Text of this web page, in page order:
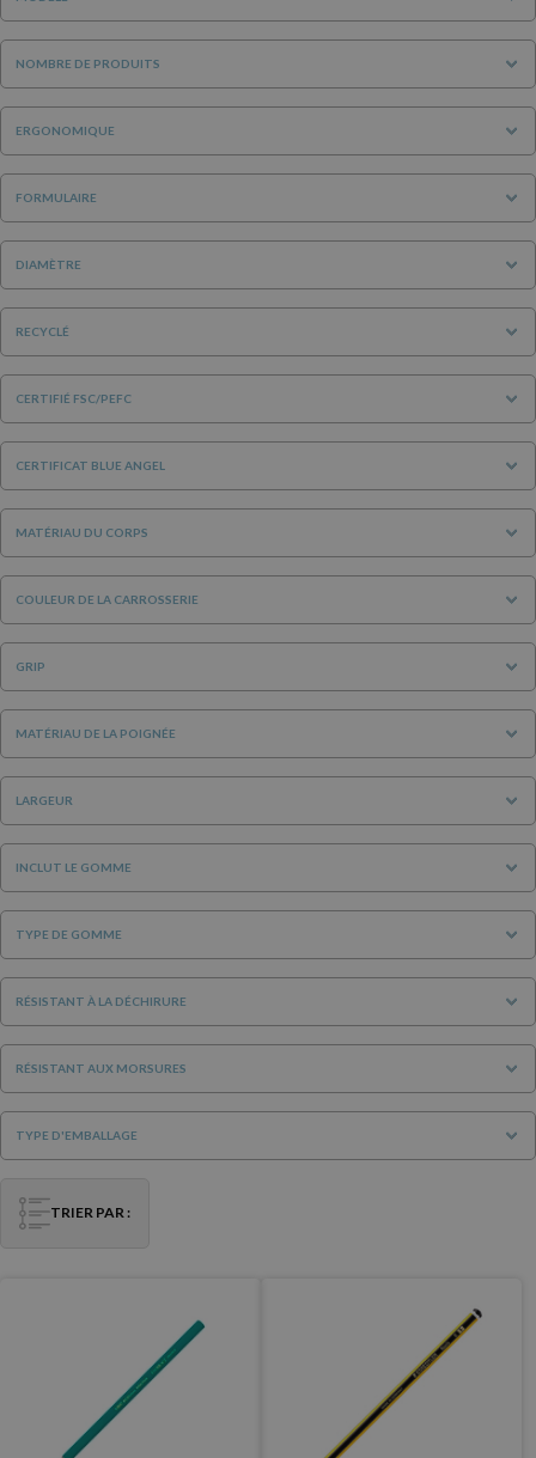
NOMBRE DE PRODUITS
ERGONOMIQUE
FORMULAIRE
DIAMÈTRE
RECYCLÉ
CERTIFIÉ FSC/PEFC
CERTIFICAT BLUE ANGEL
MATÉRIAU DU CORPS
COULEUR DE LA CARROSSERIE
GRIP
MATÉRIAU DE LA POIGNÉE
LARGEUR
INCLUT LE GOMME
TYPE DE GOMME
RÉSISTANT À LA DÉCHIRURE
RÉSISTANT AUX MORSURES
TYPE D'EMBALLAGE
TRIER PAR :